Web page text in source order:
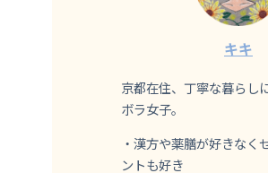
キキ
京都在住、丁寧な暮らし
ボラ女子。
・漢方や薬膳が好きなく
ントも好き